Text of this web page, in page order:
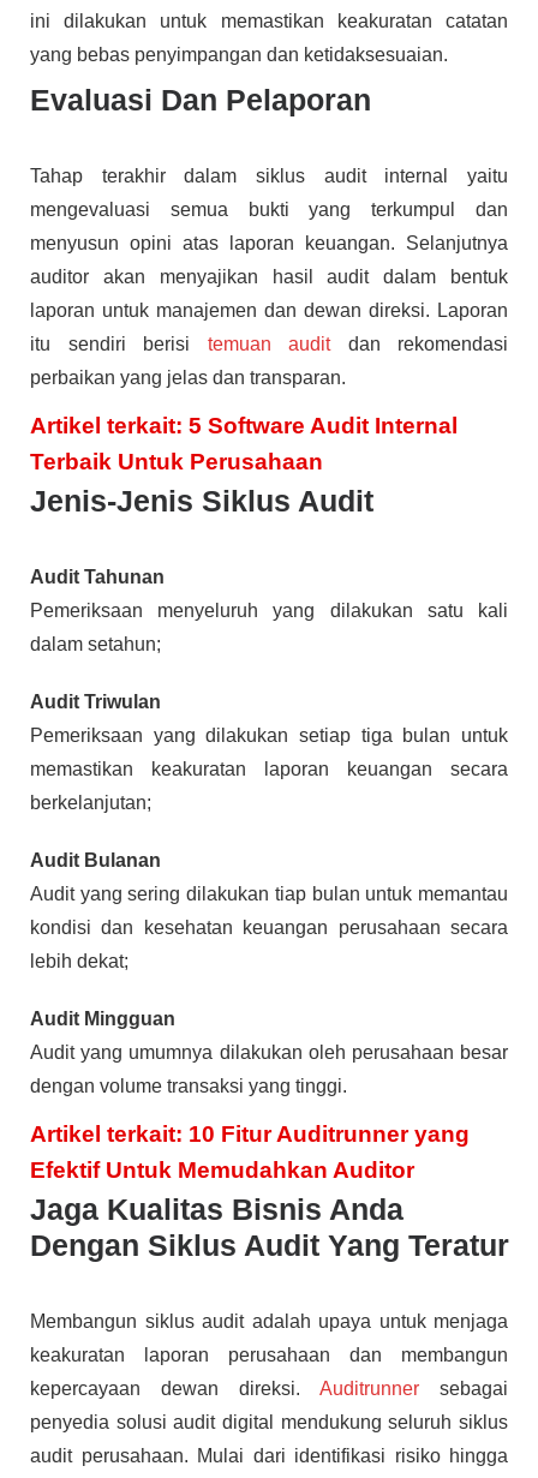
ini dilakukan untuk memastikan keakuratan catatan
yang bebas penyimpangan dan ketidaksesuaian.
Evaluasi Dan Pelaporan
Tahap terakhir dalam siklus audit internal yaitu
mengevaluasi semua bukti yang terkumpul dan
menyusun opini atas laporan keuangan. Selanjutnya
auditor akan menyajikan hasil audit dalam bentuk
laporan untuk manajemen dan dewan direksi. Laporan
itu sendiri berisi temuan auditdan rekomendasi
perbaikan yang jelas dan transparan.
Artikel terkait: 5 Software Audit Internal
Terbaik Untuk Perusahaan
Jenis-Jenis Siklus Audit
Audit Tahunan
Pemeriksaan menyeluruh yang dilakukan satu kali
dalam setahun;
Audit Triwulan
Pemeriksaan yang dilakukan setiap tiga bulan untuk
memastikan keakuratan laporan keuangan secara
berkelanjutan;
Audit Bulanan
Audit yang sering dilakukan tiap bulan untuk memantau
kondisi dan kesehatan keuangan perusahaan secara
lebih dekat;
Audit Mingguan
Audit yang umumnya dilakukan oleh perusahaan besar
dengan volume transaksi yang tinggi.
Artikel terkait: 10 Fitur Auditrunner yang
Efektif Untuk Memudahkan Auditor
Jaga Kualitas Bisnis Anda
Dengan Siklus Audit Yang Teratur
Membangun siklus audit adalah upaya untuk menjaga
keakuratan laporan perusahaan dan membangun
kepercayaan dewan direksi. Auditrunner sebagai
penyedia solusi audit digital mendukung seluruh siklus
audit perusahaan. Mulai dari identifikasi risiko hingga